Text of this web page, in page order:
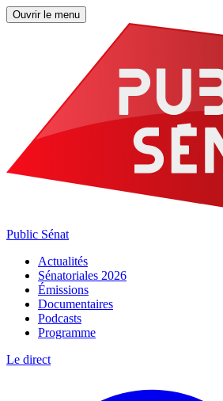
Ouvrir le menu
Public Sénat
Actualités
Sénatoriales 2026
Émissions
Documentaires
Podcasts
Programme
Le direct